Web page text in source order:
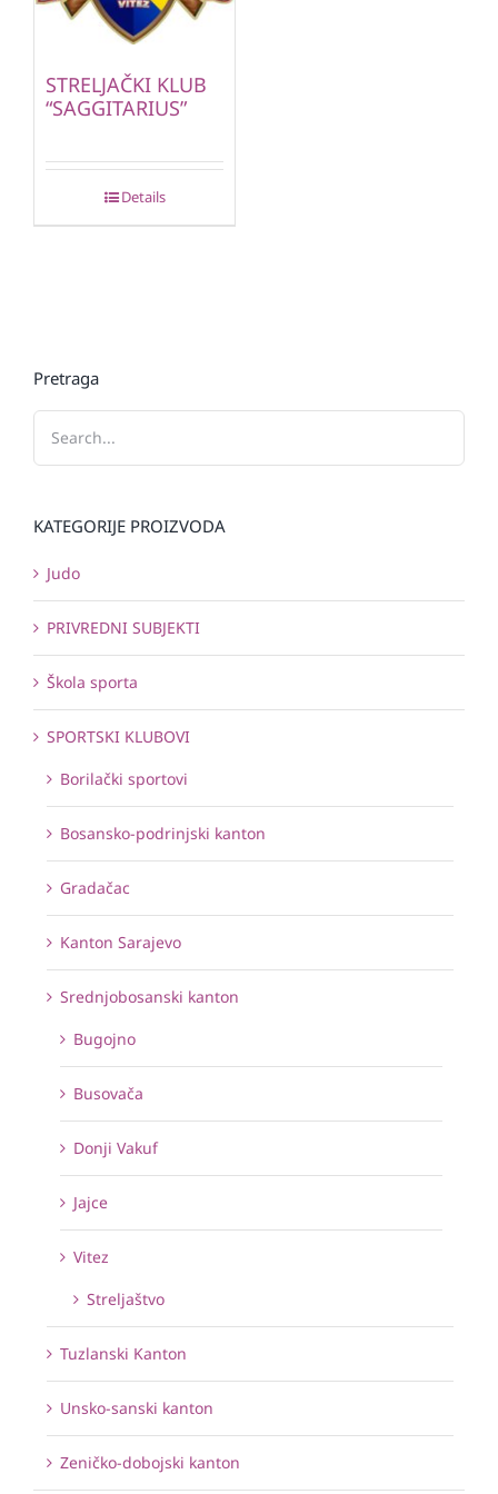
STRELJAČKI KLUB
“SAGGITARIUS”
Details
Pretraga
KATEGORIJE PROIZVODA
Judo
PRIVREDNI SUBJEKTI
Škola sporta
SPORTSKI KLUBOVI
Borilački sportovi
Bosansko-podrinjski kanton
Gradačac
Kanton Sarajevo
Srednjobosanski kanton
Bugojno
Busovača
Donji Vakuf
Jajce
Vitez
Streljaštvo
Tuzlanski Kanton
Unsko-sanski kanton
Zeničko-dobojski kanton